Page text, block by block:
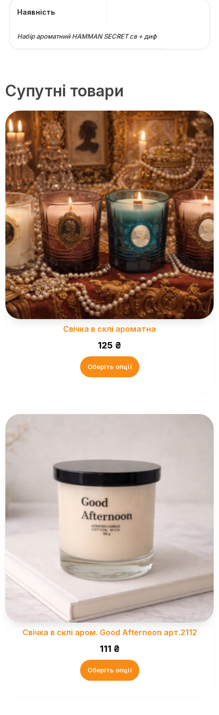
Наявність
Набір ароматний HAMMAN SECRET св + диф
Супутні товари
Свічка в склі ароматна
125 ₴
Оберіть опції
Свічка в склі аром. Good Afternoon арт.2112
111 ₴
Оберіть опції